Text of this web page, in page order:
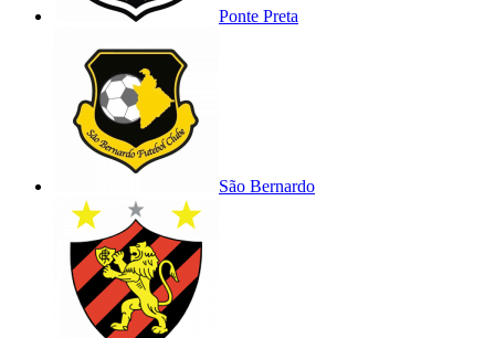
Ponte Preta
São Bernardo